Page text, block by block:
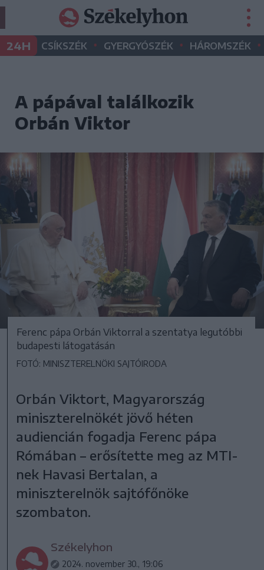
24H CSÍKSZÉK • GYERGYÓSZÉK • HÁROMSZÉK •
A pápával találkozik
Orbán Viktor
Ferenc pápa Orbán Viktorral a szentatya legutóbbi
budapesti látogatásán
FOTÓ: MINISZTERELNÖKI SAJTÓIRODA
Orbán Viktort, Magyarország
miniszterelnökét jövő héten
audiencián fogadja Ferenc pápa
Rómában – erősítette meg az MTI-
nek Havasi Bertalan, a
miniszterelnök sajtófőnöke
szombaton.
Székelyhon
2024. november 30., 19:06